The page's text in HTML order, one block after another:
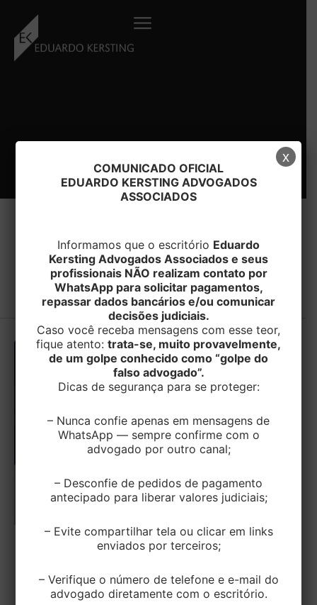
conteúdo
#B2B
Reforma Tributária: Split Payment será
opcional no início, restrito ao B2B e
COMUNICADO OFICIAL
EDUARDO KERSTING ADVOGADOS
ASSOCIADOS
Informamos que o escritório Eduardo
Kersting Advogados Associados e seus
profissionais NÃO realizam contato por
WhatsApp para solicitar pagamentos,
repassar dados bancários e/ou comunicar
decisões judiciais.
Caso você receba mensagens com esse teor,
fique atento: trata-se, muito provavelmente,
de um golpe conhecido como “golpe do
falso advogado”.
Dicas de segurança para se proteger:
– Nunca confie apenas em mensagens de
WhatsApp — sempre confirme com o
advogado por outro canal;
– Desconfie de pedidos de pagamento
antecipado para liberar valores judiciais;
– Evite compartilhar tela ou clicar em links
enviados por terceiros;
– Verifique o número de telefone e e-mail do
advogado diretamente com o escritório.
x